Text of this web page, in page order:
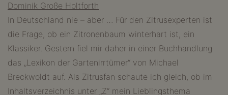
Dominik Große Holtforth
In Deutschland nie – aber … Für den Zitrusexperten ist
die Frage, ob ein Zitronenbaum winterhart ist, ein
Klassiker. Gestern fiel mir daher in einer Buchhandlung
das „Lexikon der Gartenirrtümer“ von Michael
Breckwoldt auf. Als Zitrusfan schaute ich gleich, ob im
Inhaltsverzeichnis unter „Z“ mein Lieblingsthema